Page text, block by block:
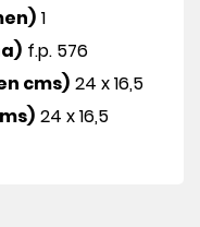
1
f.p. 576
cms) 24 x 16,5
24 x 16,5